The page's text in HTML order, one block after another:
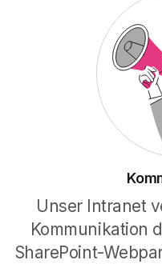
Mein Profil
Das indizierte
aufgrund
Unser Intranet
Kommunikation
SharePoint-